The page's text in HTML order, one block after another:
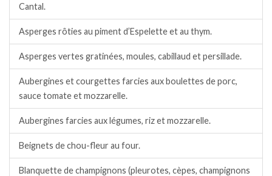
Cantal.
Asperges rôties au piment d’Espelette et au thym.
Asperges vertes gratinées, moules, cabillaud et persillade.
Aubergines et courgettes farcies aux boulettes de porc,
sauce tomate et mozzarelle.
Aubergines farcies aux légumes, riz et mozzarelle.
Beignets de chou-fleur au four.
Blanquette de champignons (pleurotes, cèpes, champignons